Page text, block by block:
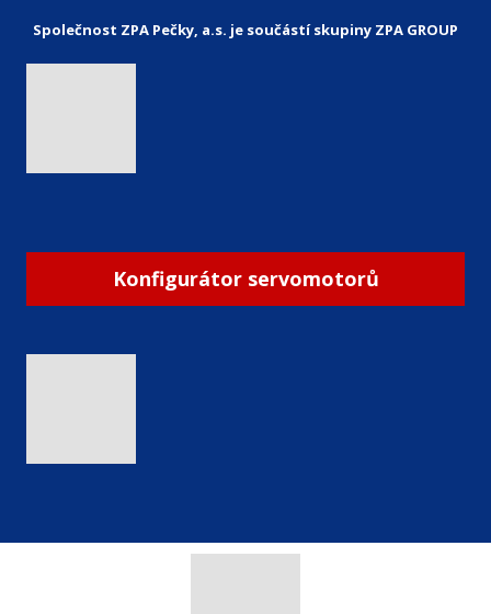
Společnost ZPA Pečky, a.s. je součástí skupiny ZPA GROUP
Konfigurátor servomotorů